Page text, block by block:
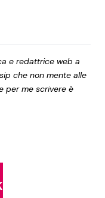
e redattrice web a
che non mente alle
per me scrivere è